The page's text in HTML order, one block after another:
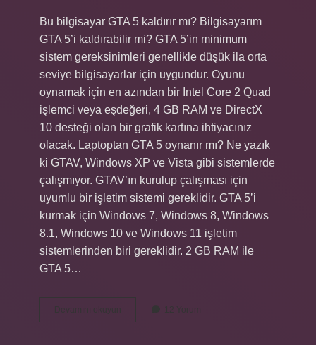
Bu bilgisayar GTA 5 kaldırır mı? Bilgisayarım
GTA 5’i kaldırabilir mi? GTA 5’in minimum
sistem gereksinimleri genellikle düşük ila orta
seviye bilgisayarlar için uygundur. Oyunu
oynamak için en azından bir Intel Core 2 Quad
işlemci veya eşdeğeri, 4 GB RAM ve DirectX
10 desteği olan bir grafik kartına ihtiyacınız
olacak. Laptoptan GTA 5 oynanır mı? Ne yazık
ki GTAV, Windows XP ve Vista gibi sistemlerde
çalışmıyor. GTAV’ın kurulup çalışması için
uyumlu bir işletim sistemi gereklidir. GTA 5’i
kurmak için Windows 7, Windows 8, Windows
8.1, Windows 10 ve Windows 11 işletim
sistemlerinden biri gereklidir. 2 GB RAM ile
GTA 5…
Devamını okuyun
5
12 Yorum